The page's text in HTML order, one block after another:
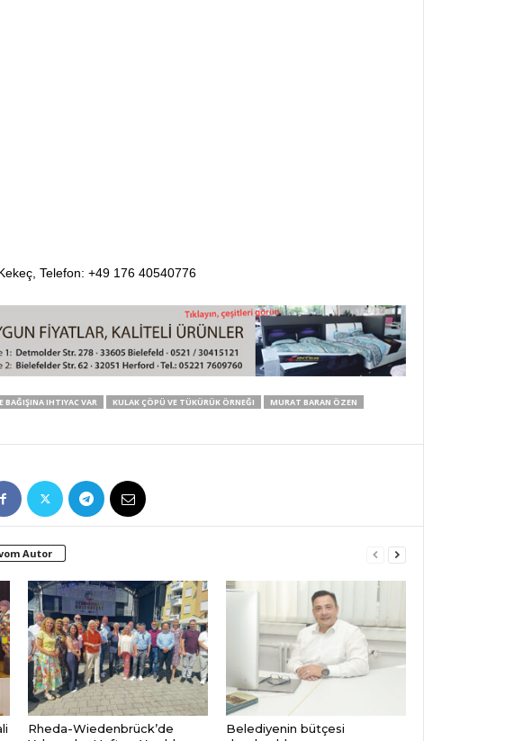
Telefon: +49 176 40540776
BAĞIŞINA IHTIYAC VAR KULAK ÇÖPÜ VE TÜKÜRÜK ÖRNEĞI
MURAT BARAN ÖZEN
Autor
Rheda-Wiedenbrück’de
Belediyenin bütçesi